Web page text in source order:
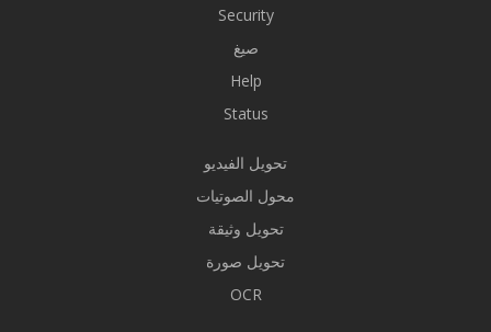
Security
صيغ
Help
Status
تحويل الفيديو
محول الصوتيات
تحويل وثيقة
تحويل صورة
OCR